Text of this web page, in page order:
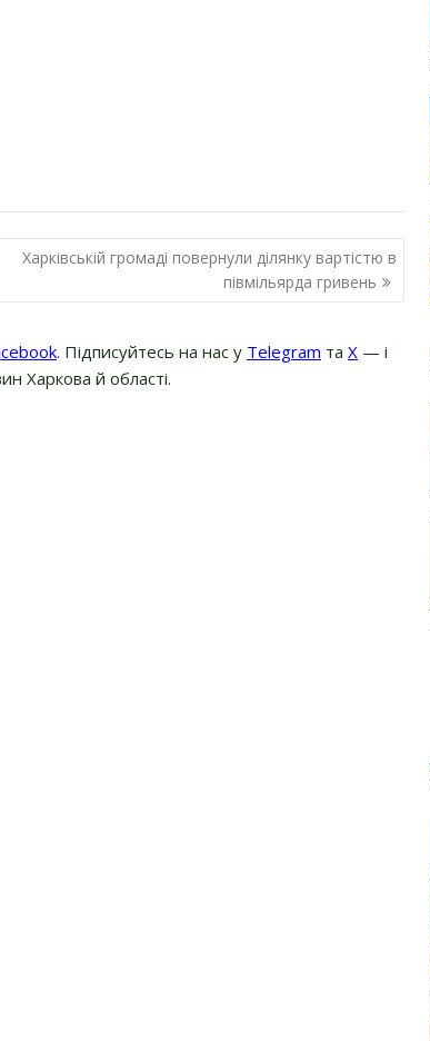
Харківській громаді повернули ділянку вартістю в
півмільярда гривень
. Підписуйтесь на нас у Telegram та Х — і
Харкова й області.